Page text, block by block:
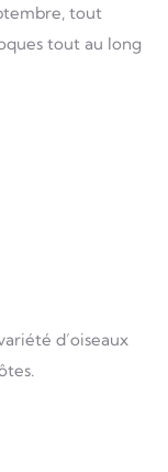
tout
tout au long
d’oiseaux